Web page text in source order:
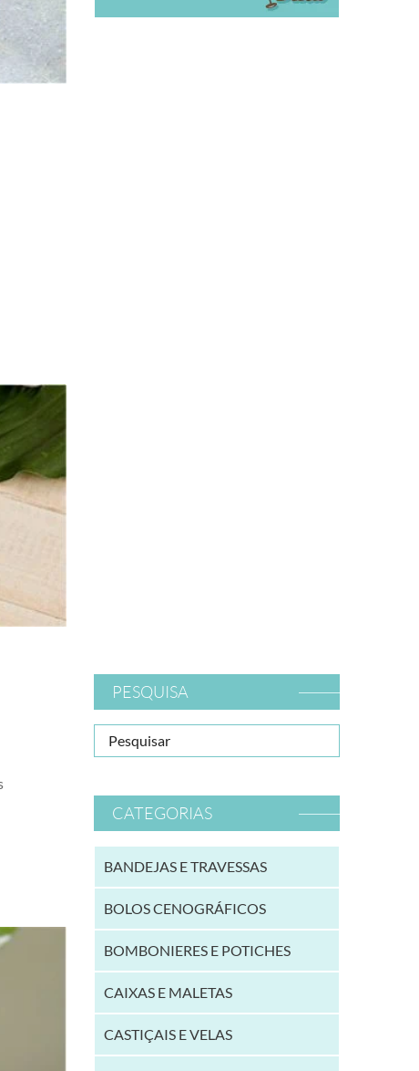
PESQUISA
CATEGORIAS
BANDEJAS E TRAVESSAS
BOLOS CENOGRÁFICOS
BOMBONIERES E POTICHES
CAIXAS E MALETAS
CASTIÇAIS E VELAS